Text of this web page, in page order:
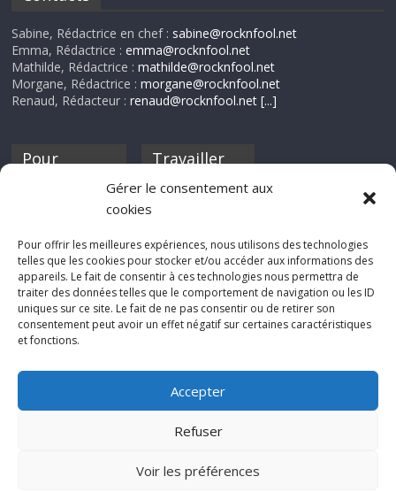
Gérer le consentement aux
cookies
Pour offrir les meilleures expériences, nous utilisons des technologies
telles que les cookies pour stocker et/ou accéder aux informations des
appareils. Le fait de consentir à ces technologies nous permettra de
traiter des données telles que le comportement de navigation ou les ID
uniques sur ce site. Le fait de ne pas consentir ou de retirer son
consentement peut avoir un effet négatif sur certaines caractéristiques
et fonctions.
Accepter
Refuser
Voir les préférences
Sabine, Rédactrice en chef : sabine@rocknfool.net
Emma, Rédactrice :emma@rocknfool.net
Mathilde, Rédactrice :mathilde@rocknfool.net
Morgane, Rédactrice :morgane@rocknfool.net
Renaud, Rédacteur :renaud@rocknfool.net [...]
Pour
discothèque
Travailler
Si tu souhaites
Rocknfool, n'hésite
pas à nous envoyer
tes chroniques de
concerts, de films,
séries ou des billets
d'humeur :
net